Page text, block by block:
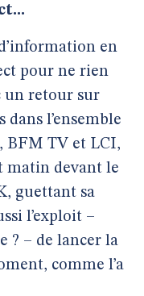
en
pour ne rien
un retour sur
l’ensemble
BFM TV et LCI,
matin devant le
guettant sa
l’exploit –
? – de lancer la
comme l’a